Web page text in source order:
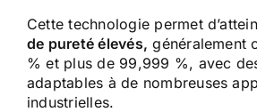
Cette technologie permet
de pureté élevés, généralement
% et plus de 99,999 %, avec
adaptables à de nombreuses
industrielles.